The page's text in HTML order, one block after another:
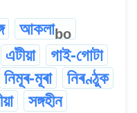
আকলাbo
এটীয়া
গাই-গোটা
নিমূৰ-মূৰা
নিৰণ্ঠুক
সঙ্গহীন